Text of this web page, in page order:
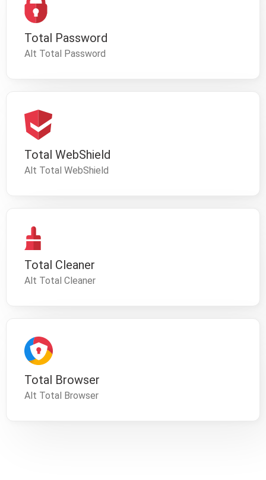
Total Password
Alt Total Password
Total WebShield
Alt Total WebShield
Total Cleaner
Alt Total Cleaner
Total Browser
Alt Total Browser